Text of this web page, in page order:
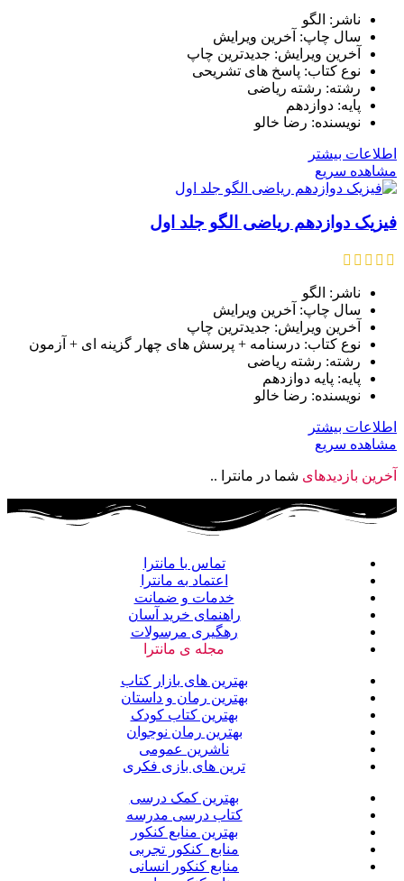
ناشر: الگو
سال چاپ: آخرین ویرایش
آخرین ویرایش: جدیدترین چاپ
نوع کتاب: پاسخ های تشریحی
رشته: رشته ریاضی
پایه: دوازدهم
نویسنده: رضا خالو
اطلاعات بیشتر
مشاهده سریع
فیزیک دوازدهم ریاضی الگو جلد اول
ناشر: الگو
سال چاپ: آخرین ویرایش
آخرین ویرایش: جدیدترین چاپ
نوع کتاب: درسنامه + پرسش های چهار گزینه ای + آزمون
رشته: رشته ریاضی
پایه: پایه دوازدهم
نویسنده: رضا خالو
اطلاعات بیشتر
مشاهده سریع
آخرین بازدیدهای شما در مانترا ..
تماس با مانترا
اعتماد به مانترا
خدمات و ضمانت
راهنمای خرید آسان
رهگیری مرسولات
مجله ی مانترا
بهترین های بازار کتاب
بهترین رمان و داستان
بهترین کتاب کودک
بهترین رمان نوجوان
ناشرین عمومی
ترین های بازی فکری
بهترین کمک درسی
کتاب درسی مدرسه
بهترین منابع کنکور
منابع کنکور تجربی
منابع کنکور انسانی